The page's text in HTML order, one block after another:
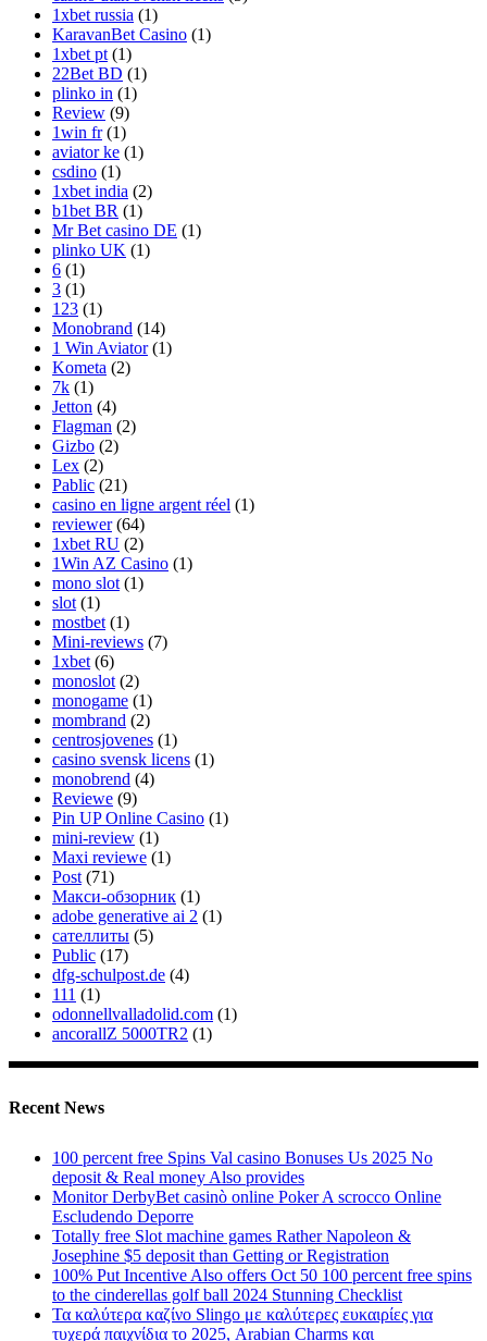
1xbet russia (1)
KaravanBet Casino (1)
1xbet pt (1)
22Bet BD (1)
plinko in (1)
Review (9)
1win fr(1)
aviator ke (1)
csdino (1)
1xbet india (2)
b1bet BR (1)
Mr Bet casino DE (1)
plinko UK (1)
6 (1)
3 (1)
123 (1)
Monobrand (14)
1 Win Aviator(1)
Kometa (2)
7k (1)
Jetton (4)
Flagman (2)
Gizbo (2)
Lex (2)
Pablic (21)
casino en ligne argent réel (1)
reviewer(64)
1xbet RU (2)
1Win AZ Casino (1)
mono slot (1)
slot (1)
mostbet (1)
Mini-reviews (7)
1xbet (6)
monoslot (2)
monogame (1)
mombrand (2)
centrosjovenes (1)
casino svensk licens (1)
monobrend (4)
Reviewe (9)
Pin UP Online Casino (1)
mini-review (1)
Maxi reviewe (1)
Post (71)
Макси-обзорник (1)
adobe generative ai 2 (1)
сателлиты (5)
Public (17)
dfg-schulpost.de (4)
111 (1)
odonnellvalladolid.com (1)
ancorallZ 5000TR2 (1)
Recent News
100 percent free Spins Val casino Bonuses Us 2025 No
deposit & Real money Also provides
Monitor DerbyBet casinò online Poker A scrocco Online
Escludendo Deporre
Totally free Slot machine games Rather Napoleon &
Josephine $5 deposit than Getting or Registration
100% Put Incentive Also offers Oct 50 100 percent free spins
to the cinderellas golf ball 2024 Stunning Checklist
Τα καλύτερα καζίνο Slingo με καλύτερες ευκαιρίες για
τυχερά παιχνίδια το 2025, Arabian Charms και